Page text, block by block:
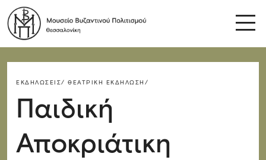
ΕΚΔΗΛΏΣΕΙΣ/ ΘΕΑΤΡΙΚΉ ΕΚΔΉΛΩΣΗ/
Παιδική
Αποκριάτικη